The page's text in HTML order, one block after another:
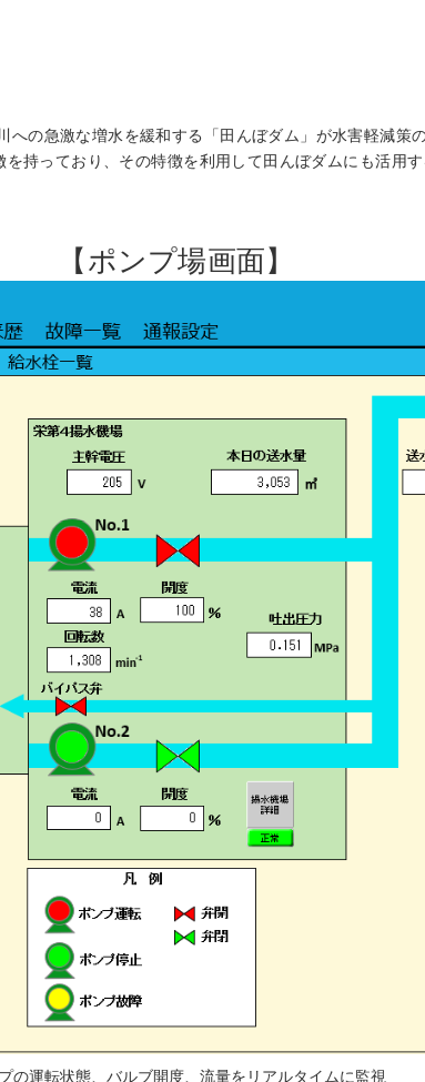
の急激な増水を緩和する「田んぼダム」が水害軽減策
持っており、その特徴を利用して田んぼダムにも活用す
【ポンプ場画面】
の運転状態、バルブ開度、流量をリアルタイムに監視